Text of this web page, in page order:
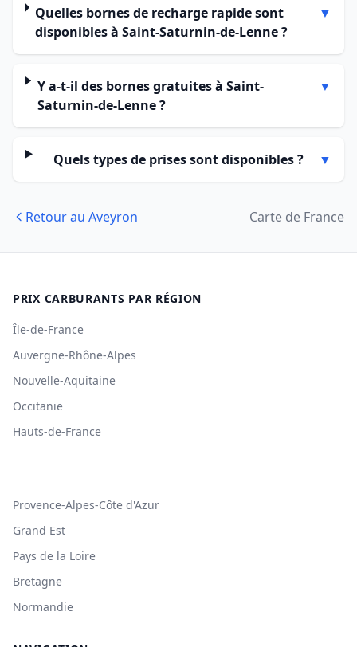
Quelles bornes de recharge rapide sont
disponibles à Saint-Saturnin-de-Lenne ?
▼
Y a-t-il des bornes gratuites à Saint-
Saturnin-de-Lenne ?
▼
Quels types de prises sont disponibles ? ▼
Retour au Aveyron Carte de France
PRIX CARBURANTS PAR RÉGION
Île-de-France
Auvergne-Rhône-Alpes
Nouvelle-Aquitaine
Occitanie
Hauts-de-France
Provence-Alpes-Côte d'Azur
Grand Est
Pays de la Loire
Bretagne
Normandie